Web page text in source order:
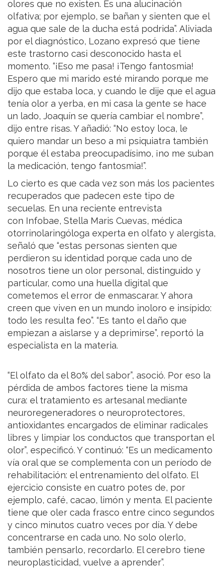
olores que no existen. Es una alucinación
olfativa; por ejemplo, se bañan y sienten que el
agua que sale de la ducha está podrida”. Aliviada
por el diagnóstico, Lozano expresó que tiene
este trastorno casi desconocido hasta el
momento. “¡Eso me pasa! ¡Tengo fantosmia!
Espero que mi marido esté mirando porque me
dijo que estaba loca, y cuando le dije que el agua
tenía olor a yerba, en mi casa la gente se hace
un lado, Joaquín se quería cambiar el nombre”,
dijo entre risas. Y añadió: “No estoy loca, le
quiero mandar un beso a mi psiquiatra también
porque él estaba preocupadísimo, ¡no me suban
la medicación, tengo fantosmia!”.
Lo cierto es que cada vez son más los pacientes
recuperados que padecen este tipo de
secuelas. En una reciente entrevista
con Infobae, Stella Maris Cuevas, médica
otorrinolaringóloga experta en olfato y alergista,
señaló que “estas personas sienten que
perdieron su identidad porque cada uno de
nosotros tiene un olor personal, distinguido y
particular, como una huella digital que
cometemos el error de enmascarar. Y ahora
creen que viven en un mundo inoloro e insípido:
todo les resulta feo”. “Es tanto el daño que
empiezan a aislarse y a deprimirse”, reportó la
especialista en la materia.
“El olfato da el 80% del sabor”, asoció. Por eso la
pérdida de ambos factores tiene la misma
cura: el tratamiento es artesanal mediante
neuroregeneradores o neuroprotectores,
antioxidantes encargados de eliminar radicales
libres y limpiar los conductos que transportan el
olor”, especificó. Y continuó: “Es un medicamento
vía oral que se complementa con un período de
rehabilitación: el entrenamiento del olfato. El
ejercicio consiste en cuatro potes de, por
ejemplo, café, cacao, limón y menta. El paciente
tiene que oler cada frasco entre cinco segundos
y cinco minutos cuatro veces por día. Y debe
concentrarse en cada uno. No solo olerlo,
también pensarlo, recordarlo. El cerebro tiene
neuroplasticidad, vuelve a aprender”.